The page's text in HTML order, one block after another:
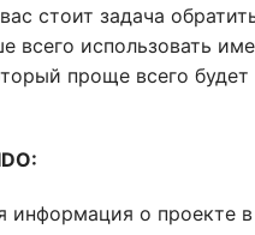
стоит задача
использовать
проще всего
о проекте